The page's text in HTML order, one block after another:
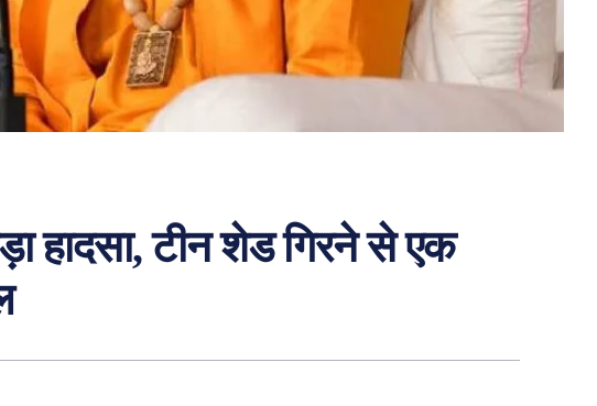
हादसा, टीन शेड गिरने से एक